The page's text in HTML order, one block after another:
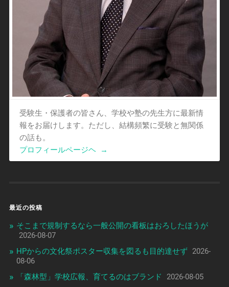
受験生・保護者の皆さん、学校や塾の先生方に最新情
報をお届けします。ただし、結構頻繁に受験と無関係
の話も。
プロフィールページヘ
→
最近の投稿
そこまで規制するなら一般公開の看板はおろしたほうが
2026-08-07
HPからの文化祭ポスター収集を図るも目的達せず 2026-
08-06
「森林型」学校広報、育てるのはブランド
2026-08-05